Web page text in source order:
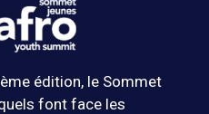
édition, le Sommet
font face les